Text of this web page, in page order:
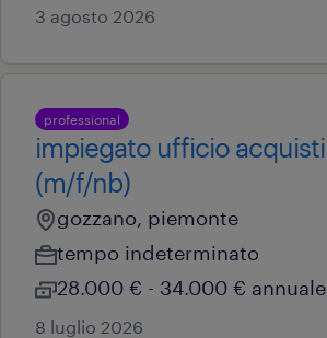
3 agosto 2026
professional
impiegato ufficio acquisti
(m/f/nb)
gozzano, piemonte
tempo indeterminato
28.000 € - 34.000 € annuale
8 luglio 2026